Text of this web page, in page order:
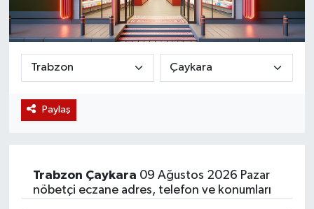
Paylaş
Trabzon Çaykara 09 Ağustos 2026 Pazar
nöbetçi eczane adres, telefon ve konumları
Magazin
Etkinlikler